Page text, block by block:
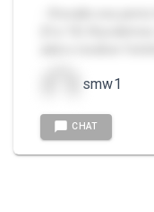
smw1
CHAT